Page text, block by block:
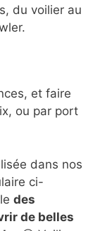
du voilier au
et faire
ou par port
dans nos
ci-
des
de belles